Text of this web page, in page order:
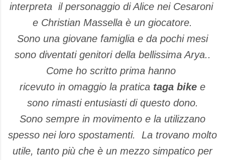
interpreta il personaggio di Alice nei Cesaroni
e Christian Massella è un giocatore.
Sono una giovane famiglia e da pochi mesi
sono diventati genitori della bellissima Arya..
Come ho scritto prima hanno
ricevuto in omaggio la pratica taga bike e
sono rimasti entusiasti di questo dono.
Sono sempre in movimento e la utilizzano
spesso nei loro spostamenti. La trovano molto
utile, tanto più che è un mezzo simpatico per